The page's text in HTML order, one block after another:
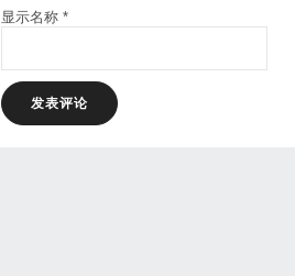
显示名称 *